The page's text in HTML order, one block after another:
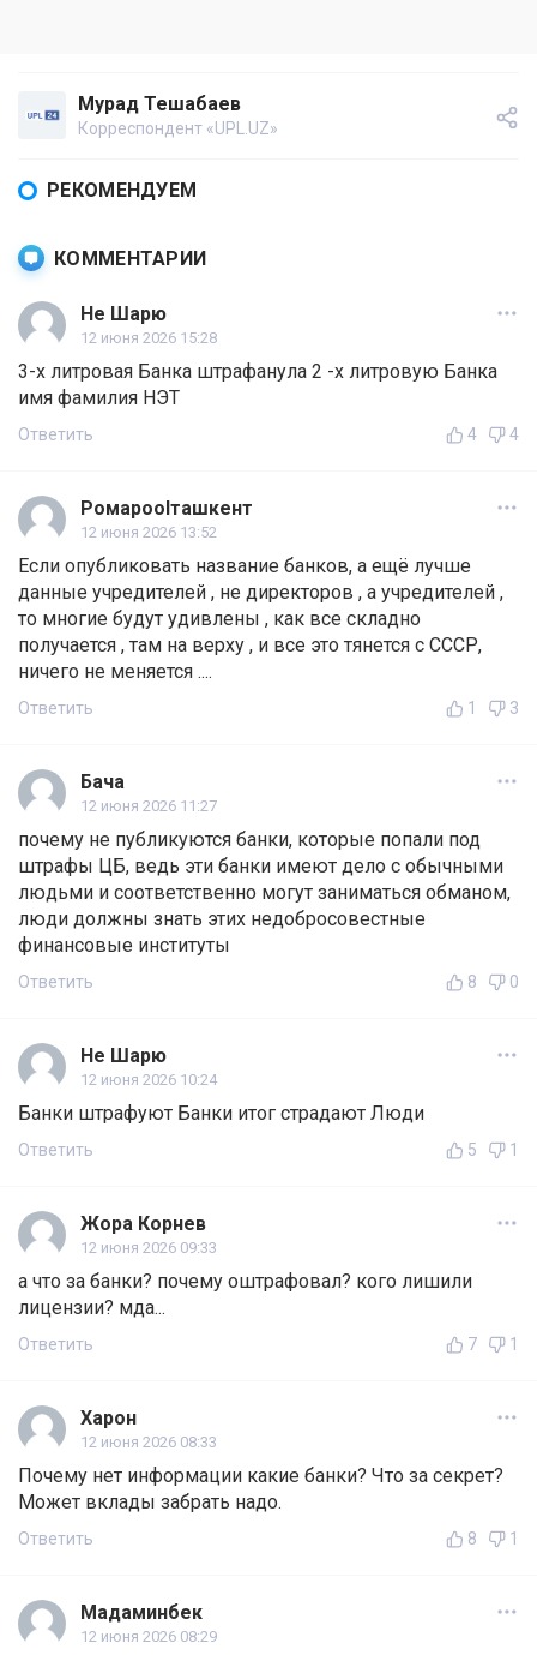
Мурад Тешабаев
Корреспондент «UPL.UZ»
РЕКОМЕНДУЕМ
КОММЕНТАРИИ
Не Шарю
12 июня 2026 15:28
3-х литровая Банка штрафанула 2 -х литровую Банка
имя фамилия НЭТ
Ответить 4 4
Ромаpoolташкент
12 июня 2026 13:52
Если опубликовать название банков, а ещё лучше
данные учредителей , не директоров , а учредителей ,
то многие будут удивлены , как все складно
получается , там на верху , и все это тянется с СССР,
ничего не меняется ....
Ответить 1 3
Бача
12 июня 2026 11:27
почему не публикуются банки, которые попали под
штрафы ЦБ, ведь эти банки имеют дело с обычными
людьми и соответственно могут заниматься обманом,
люди должны знать этих недобросовестные
финансовые институты
Ответить 8 0
Не Шарю
12 июня 2026 10:24
Банки штрафуют Банки итог страдают Люди
Ответить 5 1
Жора Корнев
12 июня 2026 09:33
а что за банки? почему оштрафовал? кого лишили
лицензии? мда...
Ответить 7 1
Харон
12 июня 2026 08:33
Почему нет информации какие банки? Что за секрет?
Может вклады забрать надо.
Ответить 8 1
Мадаминбек
12 июня 2026 08:29